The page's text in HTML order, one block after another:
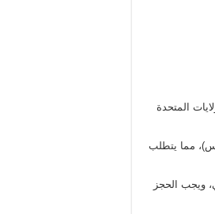
المتحدة
مما يتطلب
ويجب الحجز